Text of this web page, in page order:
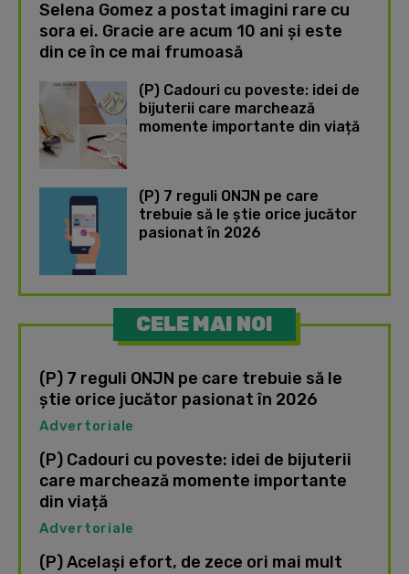
Selena Gomez a postat imagini rare cu
sora ei. Gracie are acum 10 ani și este
din ce în ce mai frumoasă
(P) Cadouri cu poveste: idei de
bijuterii care marchează
momente importante din viață
(P) 7 reguli ONJN pe care
trebuie să le știe orice jucător
pasionat în 2026
CELE MAI NOI
(P) 7 reguli ONJN pe care trebuie să le
știe orice jucător pasionat în 2026
Advertoriale
(P) Cadouri cu poveste: idei de bijuterii
care marchează momente importante
din viață
Advertoriale
(P) Același efort, de zece ori mai mult